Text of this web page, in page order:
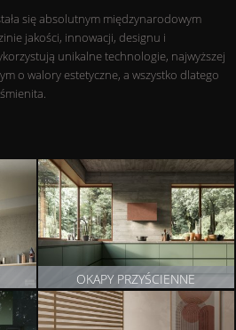
się absolutnym międzynarodowym
jakości, innowacji, designu i
unikalne technologie, najwyższej
o walory estetyczne, a wszystko dlatego
OKAPY PRZYŚCIENNE
ZOBACZ PRODUKTY